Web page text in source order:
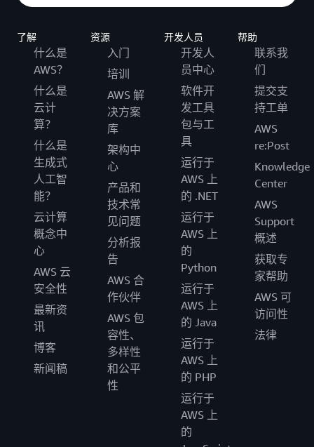
了解
什么是
AWS？
什么是
云计
算？
什么是
生成式
人工智
能？
云计算
概念中
心
AWS 云
安全性
最新资
讯
博客
新闻稿
资源
入门
培训
AWS 解
决方案
库
架构中
心
产品和
技术常
见问题
分析报
告
AWS 合
作伙伴
AWS 包
容性、
多样性
和公平
性
开发人员
开发人
员中心
软件开
发工具
包与工
具
运行于
AWS 上
的 .NET
运行于
AWS 上
的
Python
运行于
AWS 上
的 Java
运行于
AWS 上
的 PHP
运行于
AWS 上
的
帮助
联系我
们
提交支
持工单
AWS
re:Post
Knowledge
Center
AWS
Support
概述
获取专
家帮助
AWS 可
访问性
法律